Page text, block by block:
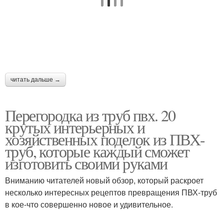
читать дальше →
Перегородка из труб пвх. 20
крутых интерьерных и
хозяйственных поделок из ПВХ-
труб, которые каждый сможет
изготовить своими руками
Вниманию читателей новый обзор, который раскроет
несколько интересных рецептов превращения ПВХ-труб
в кое-что совершенно новое и удивительное.